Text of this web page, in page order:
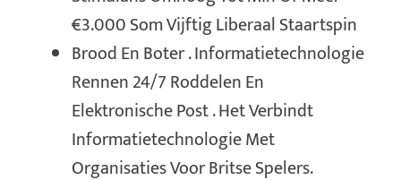
€3.000 Som Vijftig Liberaal Staartspin
Brood En Boter . Informatietechnologie
Rennen 24/7 Roddelen En
Elektronische Post . Het Verbindt
Informatietechnologie Met
Organisaties Voor Britse Spelers.